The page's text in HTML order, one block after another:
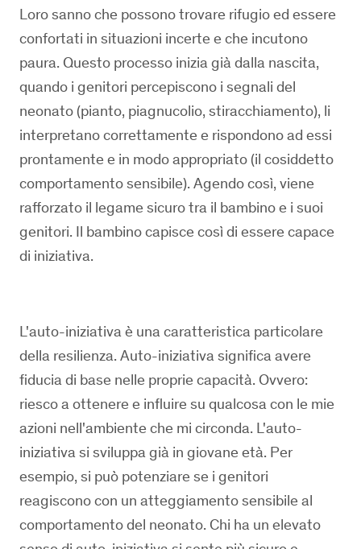
Loro sanno che possono trovare rifugio ed essere
confortati in situazioni incerte e che incutono
paura. Questo processo inizia già dalla nascita,
quando i genitori percepiscono i segnali del
neonato (pianto, piagnucolio, stiracchiamento), li
interpretano correttamente e rispondono ad essi
prontamente e in modo appropriato (il cosiddetto
comportamento sensibile). Agendo così, viene
rafforzato il legame sicuro tra il bambino e i suoi
genitori. Il bambino capisce così di essere capace
di iniziativa.
L'auto-iniziativa è una caratteristica particolare
della resilienza. Auto-iniziativa significa avere
fiducia di base nelle proprie capacità. Ovvero:
riesco a ottenere e influire su qualcosa con le mie
azioni nell'ambiente che mi circonda. L'auto-
iniziativa si sviluppa già in giovane età. Per
esempio, si può potenziare se i genitori
reagiscono con un atteggiamento sensibile al
comportamento del neonato. Chi ha un elevato